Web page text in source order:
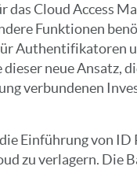
das Cloud Access
Funktionen
Authentifikatoren
neue Ansatz,
verbundenen
Einführung von ID
zu verlagern. Die